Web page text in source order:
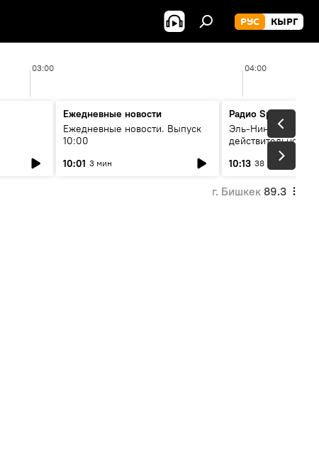
РУС КЫРГ
03:00 04:00
Ежедневные новости
Ежедневные новости. Выпуск
10:00
10:01 3 мин
Радио Sputnik
Эль-Ниньо, жара и
действительно
погоду в
10:13 38 мин
г. Бишкек 89.3